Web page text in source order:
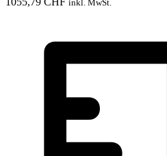
inkl. MwSt.